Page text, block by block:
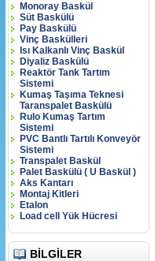
Monoray Baskül
Süt Baskülü
Pay Baskülü
Vinç Baskülleri
Isı Kalkanlı Vinç Baskül
Diyaliz Baskülü
Reaktör Tank Tartım
Sistemi
Kumaş Taşıma Teknesi
Taranspalet Baskülü
Rulo Kumaş Tartım
Sistemi
PVC Bantlı Tartılı Konveyör
Sistemi
Transpalet Baskül
Palet Baskülü ( U Baskül )
Aks Kantarı
Montaj Kitleri
Etalon
Load cell Yük Hücresi
BILGILER